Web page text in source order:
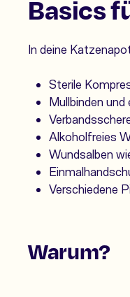
Basics
In deine
Sterile
Mullbinden
Alkoholfreies
Wundsalben
Verschiedene
Warum?